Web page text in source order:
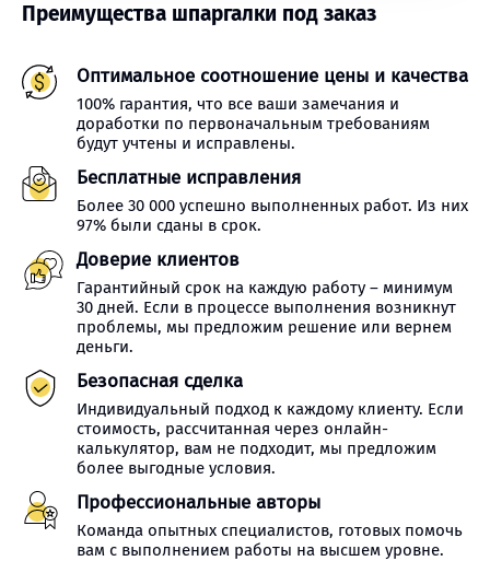
Преимущества шпаргалки под заказ
Оптимальное соотношение цены и качества
100% гарантия, что все ваши замечания и
доработки по первоначальным требованиям
будут учтены и исправлены.
Бесплатные исправления
Более 30 000 успешно выполненных работ. Из них
97% были сданы в срок.
Доверие клиентов
Гарантийный срок на каждую работу – минимум
30 дней. Если в процессе выполнения возникнут
проблемы, мы предложим решение или вернем
деньги.
Безопасная сделка
Индивидуальный подход к каждому клиенту. Если
стоимость, рассчитанная через онлайн-
калькулятор, вам не подходит, мы предложим
более выгодные условия.
Профессиональные авторы
Команда опытных специалистов, готовых помочь
вам с выполнением работы на высшем уровне.